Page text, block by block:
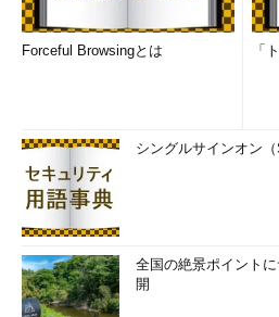
も、ドキュメント不在のコミュニケ
役に立ち、開発者を助けてくれる実
ントについて述べていきます。
なお本連載では、受託開発などにお
れた「納品物となるドキュメント」
す。納品用のドキュメントは書式・
いたり、“本音”を書きにくかったり
Forceful Browsingとは 「
シングルサインオン
全国の絶景ポイント
開